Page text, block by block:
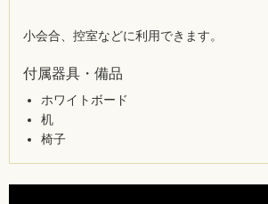
小会合、控室などに利用できます。
付属器具・備品
ホワイトボード
机
椅子